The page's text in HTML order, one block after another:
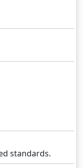
standards.